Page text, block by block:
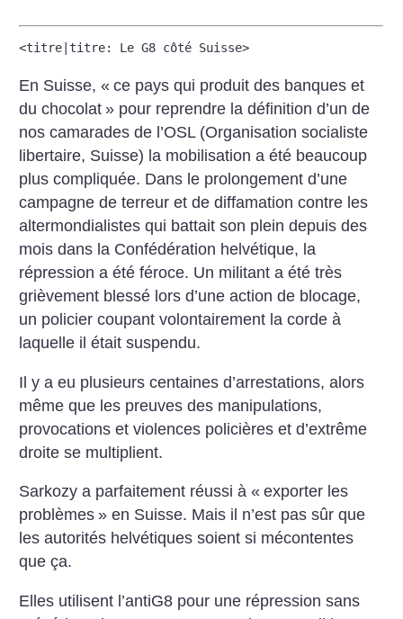
<titre|titre: Le G8 côté Suisse>
En Suisse, « ce pays qui produit des banques et
du chocolat » pour reprendre la définition d’un de
nos camarades de l’OSL (Organisation socialiste
libertaire, Suisse) la mobilisation a été beaucoup
plus compliquée. Dans le prolongement d’une
campagne de terreur et de diffamation contre les
altermondialistes qui battait son plein depuis des
mois dans la Confédération helvétique, la
répression a été féroce. Un militant a été très
grièvement blessé lors d’une action de blocage,
un policier coupant volontairement la corde à
laquelle il était suspendu.
Il y a eu plusieurs centaines d’arrestations, alors
même que les preuves des manipulations,
provocations et violences policières et d’extrême
droite se multiplient.
Sarkozy a parfaitement réussi à « exporter les
problèmes » en Suisse. Mais il n’est pas sûr que
les autorités helvétiques soient si mécontentes
que ça.
Elles utilisent l’antiG8 pour une répression sans